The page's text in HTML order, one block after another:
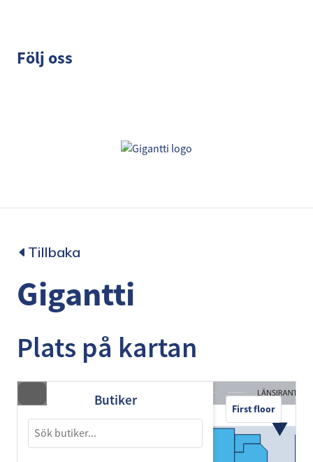
Följ oss
Tillbaka
Gigantti
Plats på kartan
Butiker First floor